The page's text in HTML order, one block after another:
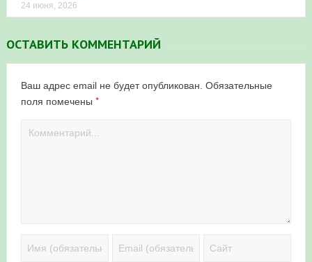
24 июня, 2026
ОСТАВИТЬ КОММЕНТАРИЙ
Ваш адрес email не будет опубликован. Обязательные
поля помечены *